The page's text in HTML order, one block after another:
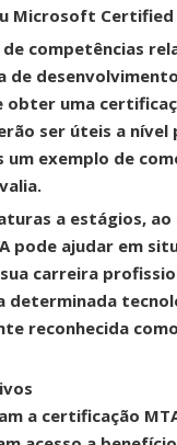
Microsoft
competências
de
obter uma
ser úteis a
um exemplo de
a estágios,
pode ajudar em
carreira
determinada
reconhecida
a certificação